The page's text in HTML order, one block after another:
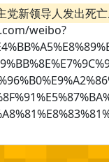
党新领导人发出死
weibo?